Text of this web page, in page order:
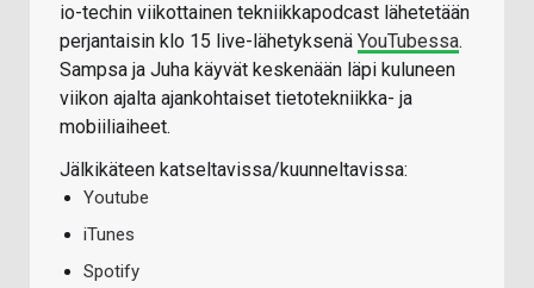
io-techin viikottainen tekniikkapodcast lähetetään
perjantaisin klo 15 live-lähetyksenä YouTubessa.
Sampsa ja Juha käyvät keskenään läpi kuluneen
viikon ajalta ajankohtaiset tietotekniikka- ja
mobiiliaiheet.
Jälkikäteen katseltavissa/kuunneltavissa:
Youtube
iTunes
Spotify